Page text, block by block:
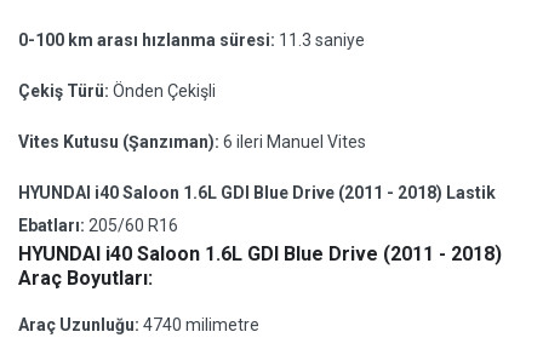
0-100 km arası hızlanma süresi: 11.3 saniye
Çekiş Türü: Önden Çekişli
Vites Kutusu (Şanzıman): 6 ileri Manuel Vites
HYUNDAI i40 Saloon 1.6L GDI Blue Drive (2011 - 2018) Lastik
Ebatları: 205/60 R16
HYUNDAI i40 Saloon 1.6L GDI Blue Drive (2011 - 2018)
Araç Boyutları:
Araç Uzunluğu: 4740 milimetre